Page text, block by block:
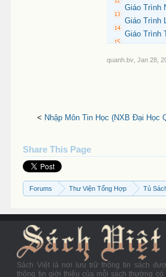
Giáo Trình
Giáo Trình
Giáo Trình
quanh.bv Jan 28,
< Nhập Môn Tin Học (NXB Đại Học
Share This Page
Forums Thư Viện Tổng Hợp Tủ
Sách Việt là nơi lưu trữ thông tin sách
thông tin giới thiệu của mỗi sách thường